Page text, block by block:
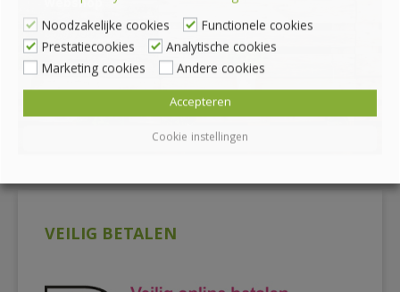
webshop
VEILIG BETALEN
Noodzakelijke cookies
Functionele cookies
Prestatiecookies
Analytische cookies
Marketing cookies
Andere cookies
Cookie instellingen
Accepteren